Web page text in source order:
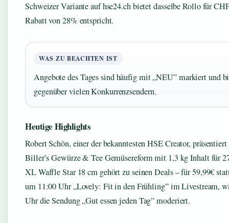
Schweizer Variante auf hse24.ch bietet dasselbe Rollo für
Rabatt von 28% entspricht.
WAS ZU BEACHTEN IST
Angebote des Tages sind häufig mit „NEU” markiert und
gegenüber vielen Konkurrenzsendern.
Heutige Highlights
Robert Schön, einer der bekanntesten HSE Creator,
Biller’s Gewürze & Tee Gemüsereform mit 1,3 kg Inhalt für
XL Waffle Star 18 cm gehört zu seinen Deals – für 59,99€
um 11:00 Uhr „Lovely: Fit in den Frühling” im Livestream,
Uhr die Sendung „Gut essen jeden Tag” moderiert.